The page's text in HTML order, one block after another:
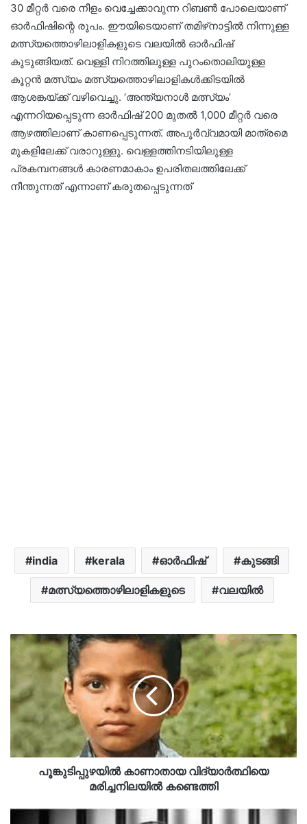
30 മീറ്റര്‍ വരെ നീളം വെച്ചേക്കാവുന്ന റിബണ്‍ പോലെയാണ്
ഓര്‍ഫിഷിന്റെ രൂപം. ഈയിടെയാണ് തമിഴ്‌നാട്ടില്‍ നിന്നുള്ള
മത്സ്യത്തൊഴിലാളികളുടെ വലയില്‍ ഓര്‍ഫിഷ്
കുടുങ്ങിയത്. വെള്ളി നിറത്തിലുള്ള പുറംതൊലിയുള്ള
കൂറ്റന്‍ മത്സ്യം മത്സ്യത്തൊഴിലാളികള്‍ക്കിടയില്‍
ആശങ്കയ്ക്ക് വഴിവെച്ചു. ‘അന്ത്യനാള്‍ മത്സ്യം’
എന്നറിയപ്പെടുന്ന ഓര്‍ഫിഷ് 200 മുതല്‍ 1,000 മീറ്റര്‍ വരെ
ആഴത്തിലാണ് കാണപ്പെടുന്നത്. അപൂര്‍വ്വമായി മാത്രമെ
മുകളിലേക്ക് വരാറുള്ളു. വെള്ളത്തിനടിയിലുള്ള
പ്രകമ്പനങ്ങള്‍ കാരണമാകാം ഉപരിതലത്തിലേക്ക്
നീന്തുന്നത് എന്നാണ് കരുതപ്പെടുന്നത്
india kerala ഓര്‍ഫിഷ് കുടങ്ങി
മത്സ്യത്തൊഴിലാളികളുടെ വലയിൽ
പൂങ്കുടിപ്പുഴയില്‍ കാണാതായ വിദ്യാർത്ഥിയെ
മരിച്ചനിലയില്‍ കണ്ടെത്തി